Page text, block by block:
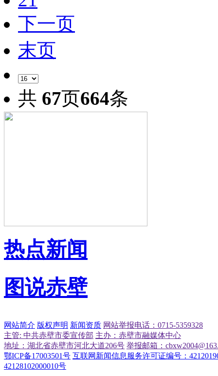
下一页
末页
共 67页664条
热点新闻
图说赤壁
网站简介 版权声明 新闻资质 网站举报电话：0715-5359328
主管: 中共赤壁市委宣传部 主办：赤壁市融媒体中心
地址：湖北省赤壁市河北大道206号 举报邮箱：
鄂ICP备17003501号 互联网新闻信息服务许可证编号：
42128102000010号